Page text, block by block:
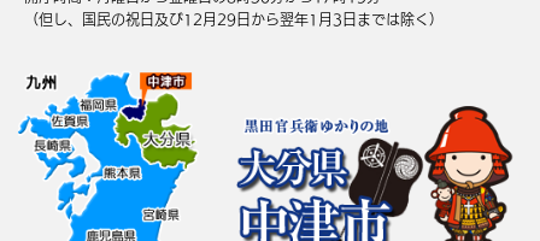
（但し、国民の祝日及び12月29日から翌年1月3日までは除く）